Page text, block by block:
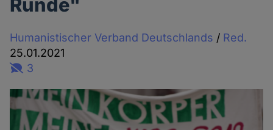
Runde"
Humanistischer Verband Deutschlands / Red.
25.01.2021
3